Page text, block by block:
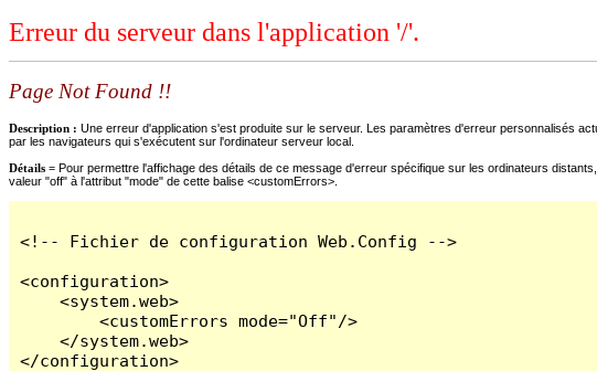
Erreur du serveur dans l'application '/'.
Page Not Found !!
Description : Une erreur d'application s'est produite sur le serveur. Les paramètres d'erreur personnalisés
par les navigateurs qui s'exécutent sur l'ordinateur serveur local.
Détails = Pour permettre l'affichage des détails de ce message d'erreur spécifique sur les ordinateurs
valeur "off" à l'attribut "mode" de cette balise <customErrors>.
<!-- Fichier de configuration Web.Config -->
<configuration>
    <system.web>
        <customErrors mode="Off"/>
    </system.web>
</configuration>